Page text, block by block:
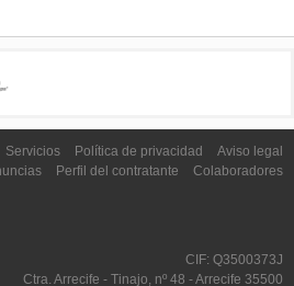
Servicios Política de privacidad
Aviso legal
Perfil del contratante Colaboradores
CIF: Q3500373J
Ctra. Arrecife - Tinajo, nº 48 - Arrecife 35500